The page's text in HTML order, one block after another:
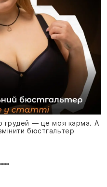
грудей — це моя карма. А
бюстгальтер